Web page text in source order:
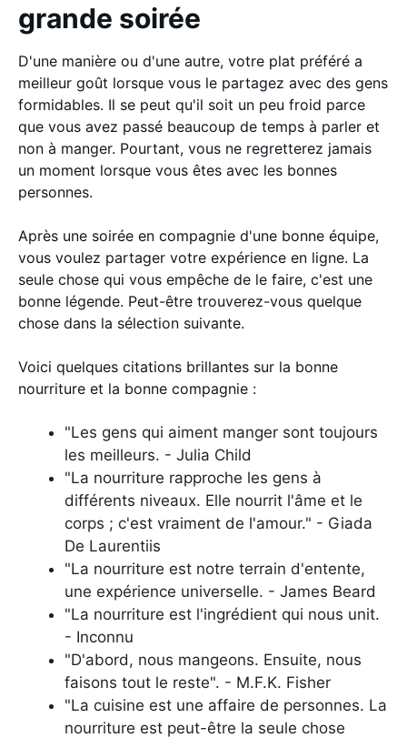
grande soirée
D'une manière ou d'une autre, votre plat préféré a
meilleur goût lorsque vous le partagez avec des gens
formidables. Il se peut qu'il soit un peu froid parce
que vous avez passé beaucoup de temps à parler et
non à manger. Pourtant, vous ne regretterez jamais
un moment lorsque vous êtes avec les bonnes
personnes.
Après une soirée en compagnie d'une bonne équipe,
vous voulez partager votre expérience en ligne. La
seule chose qui vous empêche de le faire, c'est une
bonne légende. Peut-être trouverez-vous quelque
chose dans la sélection suivante.
Voici quelques citations brillantes sur la bonne
nourriture et la bonne compagnie :
"Les gens qui aiment manger sont toujours
les meilleurs. - Julia Child
"La nourriture rapproche les gens à
différents niveaux. Elle nourrit l'âme et le
corps ; c'est vraiment de l'amour." - Giada
De Laurentiis
"La nourriture est notre terrain d'entente,
une expérience universelle. - James Beard
"La nourriture est l'ingrédient qui nous unit.
- Inconnu
"D'abord, nous mangeons. Ensuite, nous
faisons tout le reste". - M.F.K. Fisher
"La cuisine est une affaire de personnes. La
nourriture est peut-être la seule chose